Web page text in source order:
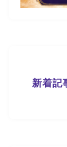
新着記